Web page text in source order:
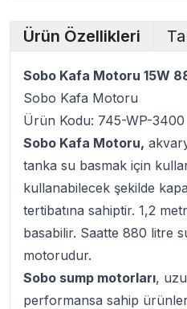
Ürün Özellikleri
Sobo Kafa Motoru 15W
Sobo Kafa Motoru
Ürün Kodu: 745-WP-3400
Sobo Kafa Motoru,
tanka su basmak için
kullanabilecek şekilde
tertibatına sahiptir. 1,2
basabilir. Saatte 880 litre
motorudur.
Sobo sump motorları,
performansa sahip